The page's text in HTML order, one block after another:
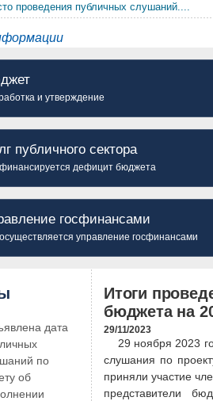
проведения публичных слушаний....
и утверждение
публичного сектора
финансируется дефицит бюджета
госфинансами
управление госфинансами
дата
по
об
Итоги
бюджета на
29/11/2023
29 ноября 2023
слушания по
приняли участие
представители